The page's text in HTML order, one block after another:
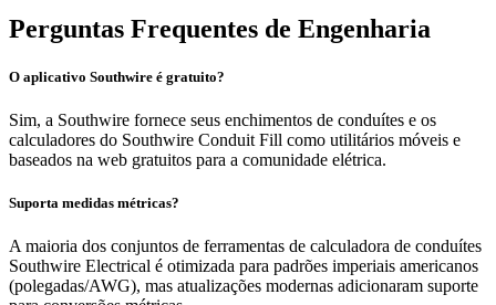
Perguntas Frequentes de Engenharia
O aplicativo Southwire é gratuito?
Sim, a Southwire fornece seus enchimentos de conduítes e os
calculadores do Southwire Conduit Fill como utilitários móveis e
baseados na web gratuitos para a comunidade elétrica.
Suporta medidas métricas?
A maioria dos conjuntos de ferramentas de calculadora de conduítes
Southwire Electrical é otimizada para padrões imperiais americanos
(polegadas/AWG), mas atualizações modernas adicionaram suporte